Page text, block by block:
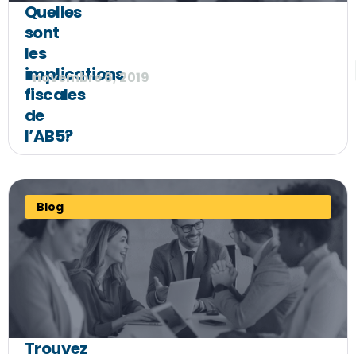
Quelles
sont
les
implications
fiscales
de
l’AB5?
novembre 6, 2019
Blog
Trouvez